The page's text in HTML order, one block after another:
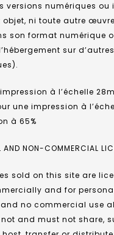
versions numériques ou
objet, ni toute autre
son format numérique
sur
à l’échelle
une impression à
à 65%
AND NON-COMMERCIAL
sold on this site are
and for
no commercial use
and must not share,